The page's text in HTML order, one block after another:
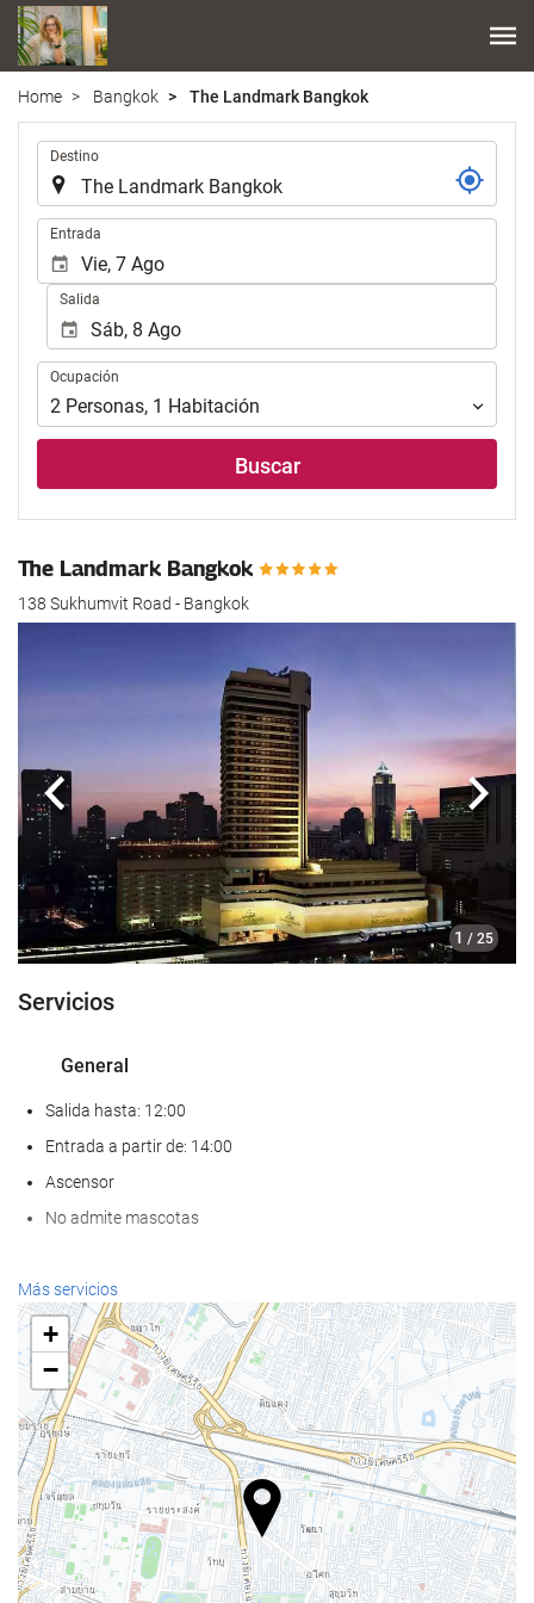
Home Bangkok The Landmark Bangkok
Destino
Entrada
Salida
Ocupación
Ocupación
2 Personas, 1 Habitación
Buscar
The Landmark Bangkok
138 Sukhumvit Road - Bangkok
1 / 25
Anterior
Servicios
General
Salida hasta: 12:00
Entrada a partir de: 14:00
Ascensor
No admite mascotas
Bienestar
Spa
Hammam
Sauna
Gimnasio
Comida y bebida
Restaurante a la carta
Bar
Más servicios
+
−